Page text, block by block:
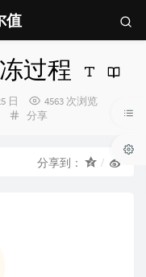
值
过程
日
4563 次浏览
分
分享
分享到：